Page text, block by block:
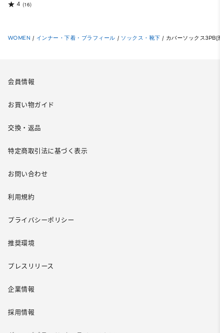
4 (16)
WOMEN / インナー・下着・ブラフィール / ソックス・靴下 / カバーソックス3PB(
会員情報
お買い物ガイド
交換・返品
特定商取引法に基づく表示
お問い合わせ
利用規約
プライバシーポリシー
推奨環境
プレスリリース
企業情報
採用情報